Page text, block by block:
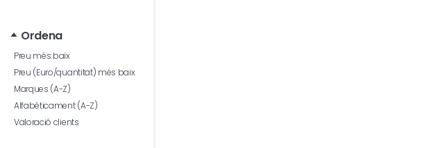
Ordena
Preu més baix
Preu (Euro/quantitat) més baix
Marques (A-Z)
Alfabèticament (A-Z)
Valoració clients